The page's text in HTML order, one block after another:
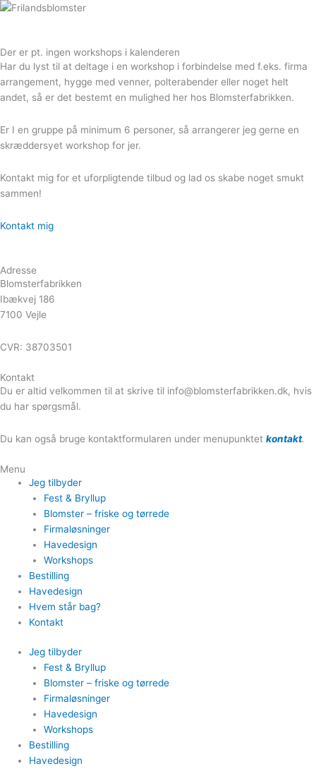
Der er pt. ingen workshops i kalenderen
Har du lyst til at deltage i en workshop i forbindelse med f.eks. firma
arrangement, hygge med venner, polterabender eller noget helt
andet, så er det bestemt en mulighed her hos Blomsterfabrikken.
Er I en gruppe på minimum 6 personer, så arrangerer jeg gerne en
skræddersyet workshop for jer.
Kontakt mig for et uforpligtende tilbud og lad os skabe noget smukt
sammen!
Kontakt mig
Adresse
Blomsterfabrikken
Ibækvej 186
7100 Vejle
CVR: 38703501
Kontakt
Du er altid velkommen til at skrive til info@blomsterfabrikken.dk, hvis
du har spørgsmål.
Du kan også bruge kontaktformularen under menupunktet kontakt.
Menu
Jeg tilbyder
Fest & Bryllup
Blomster – friske og tørrede
Firmaløsninger
Havedesign
Workshops
Bestilling
Havedesign
Hvem står bag?
Kontakt
Jeg tilbyder
Fest & Bryllup
Blomster – friske og tørrede
Firmaløsninger
Havedesign
Workshops
Bestilling
Havedesign